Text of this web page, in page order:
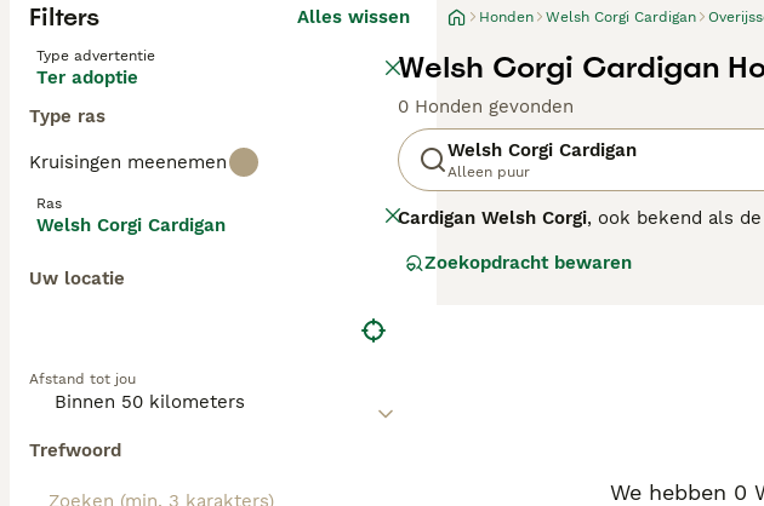
Filters Alles wissen
Type advertentie
Ter adoptie
Type ras
Kruisingen meenemen
Ras
Welsh Corgi Cardigan
Uw locatie
Afstand tot jou
Trefwoord
Honden Welsh Corgi Cardigan
Welsh Corgi Cardigan
0 Honden gevonden
Welsh Corgi Cardigan
Alleen puur
Cardigan Welsh Corgi, ook bekend als de
boerderijen te bewaken, met
tegenover vreemden, waardoor ze
mentale stimulatie nodig, wat hen
van hun lange rug zijn ze gevoelig voor
Zoekopdracht bewaren
We hebben 0